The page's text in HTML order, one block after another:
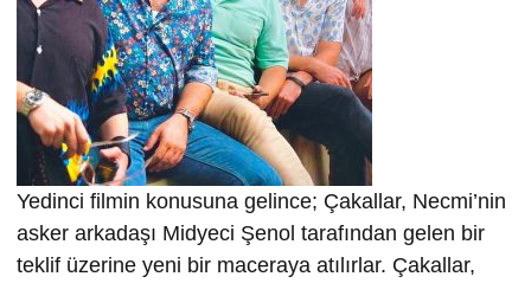
Yedinci filmin konusuna gelince; Çakallar, Necmi’nin
asker arkadaşı Midyeci Şenol tarafından gelen bir
teklif üzerine yeni bir maceraya atılırlar. Çakallar,